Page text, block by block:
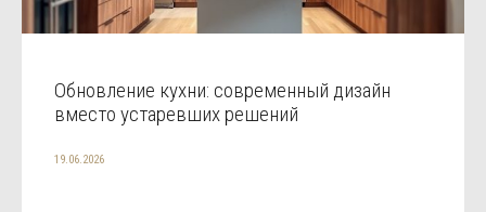
Обновление кухни: современный дизайн
вместо устаревших решений
19.06.2026